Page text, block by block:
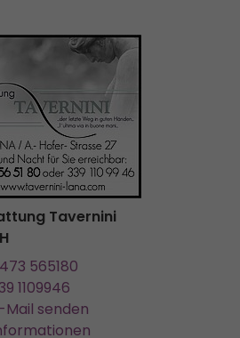
Tavernini
565180
1109946
Mail senden